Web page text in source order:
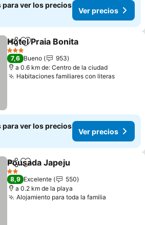
para ver los precios
Ver precios
CompartirAñadir a favoritos
Hotel Praia Bonita
3 Estrellas
7,6 Bueno
953
a 0.6 km de: Centro de la ciudad
Habitaciones familiares con literas
para ver los precios
Ver precios
CompartirAñadir a favoritos
Pousada Japeju
2 Estrellas
8,9 Excelente
550
a 0.2 km de la playa
Alojamiento para toda la familia